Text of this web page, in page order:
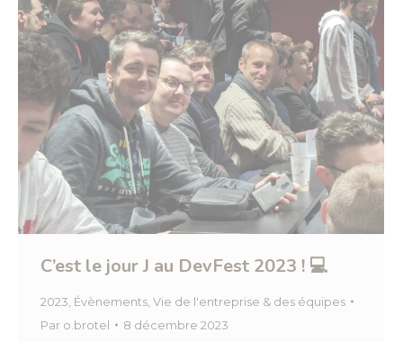
C’est le jour J au DevFest 2023 ! 💻
2023, Évènements, Vie de l'entreprise & des équipes
Par o.brotel 8 décembre 2023